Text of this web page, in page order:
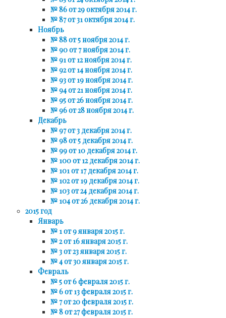
№ 86 от 29 октября 2014 г.
№ 87 от 31 октября 2014 г.
Ноябрь
№ 88 от 5 ноября 2014 г.
№ 90 от 7 ноября 2014 г.
№ 91 от 12 ноября 2014 г.
№ 92 от 14 ноября 2014 г.
№ 93 от 19 ноября 2014 г.
№ 94 от 21 ноября 2014 г.
№ 95 от 26 ноября 2014 г.
№ 96 от 28 ноября 2014 г.
Декабрь
№ 97 от 3 декабря 2014 г.
№ 98 от 5 декабря 2014 г.
№ 99 от 10 декабря 2014 г.
№ 100 от 12 декабря 2014 г.
№ 101 от 17 декабря 2014 г.
№ 102 от 19 декабря 2014 г.
№ 103 от 24 декабря 2014 г.
№ 104 от 26 декабря 2014 г.
2015 год
Январь
№ 1 от 9 января 2015 г.
№ 2 от 16 января 2015 г.
№ 3 от 23 января 2015 г.
№ 4 от 30 января 2015 г.
Февраль
№ 5 от 6 февраля 2015 г.
№ 6 от 13 февраля 2015 г.
№ 7 от 20 февраля 2015 г.
№ 8 от 27 февраля 2015 г.